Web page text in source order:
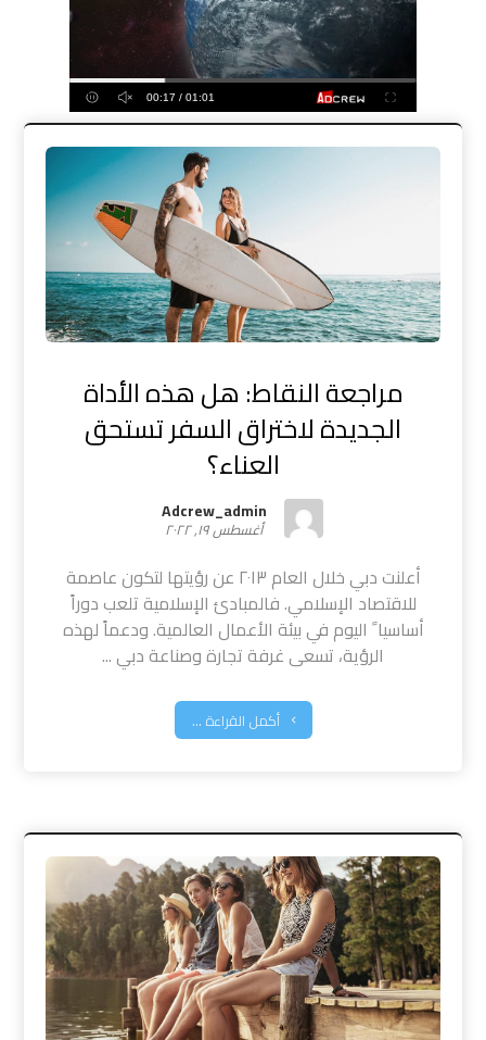
00:17 / 01:01
مراجعة النقاط: هل هذه الأداة
الجديدة لاختراق السفر تستحق
العناء؟
Adcrew_admin
أغسطس ١٩, ٢٠٢٢
أعلنت دبي خلال العام ٢٠١٣ عن رؤيتها لتكون عاصمة
للاقتصاد الإسلامي. فالمبادئ الإسلامية تلعب دوراً
أساسيا ً اليوم في بيئة الأعمال العالمية. ودعماً لهذه
الرؤية، تسعى غرفة تجارة وصناعة دبي ...
أكمل القراءة ...